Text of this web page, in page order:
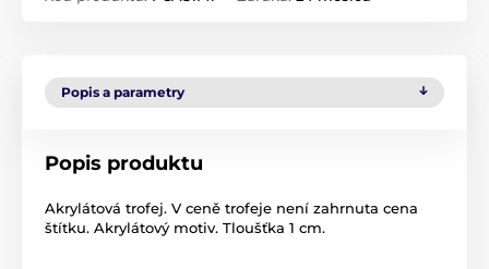
Popis a parametry
Popis produktu
Akrylátová trofej. V ceně trofeje není zahrnuta cena
štítku. Akrylátový motiv. Tloušťka 1 cm.